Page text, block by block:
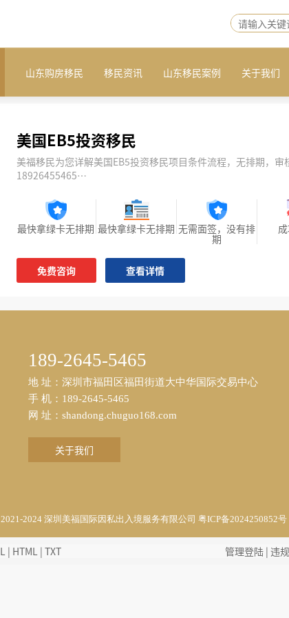
山东购房移民 移民资讯 山东移民案例 关于我们
美国EB5投资移民
美福移民为您详解美国EB5投资移民项目条件流程，无排期，审
18926455465…
最快拿绿卡无排期 最快拿绿卡无排期 无需面签，没有排
期
免费咨询 查看详情
189-2645-5465
地 址：深圳市福田区福田街道大中华国际交易中心
手 机：189-2645-5465
网 址：shandong.chuguo168.com
关于我们
2024 深圳美福国际因私出入境服务有限公司 粤ICP备2024250852号
| HTML |TXT 管理登陆| 违